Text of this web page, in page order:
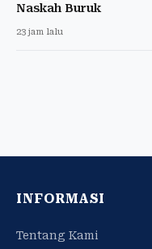
Naskah Buruk
23 jam lalu
INFORMASI
Tentang Kami